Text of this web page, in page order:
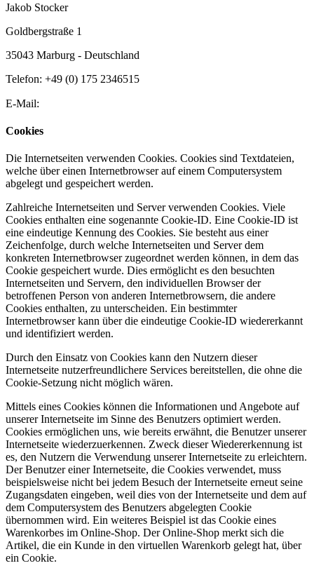
Jakob Stocker
Goldbergstraße 1
35043 Marburg - Deutschland
Telefon: +49 (0) 175 2346515
E-Mail:
Cookies
Die Internetseiten verwenden Cookies. Cookies sind Textdateien,
welche über einen Internetbrowser auf einem Computersystem
abgelegt und gespeichert werden.
Zahlreiche Internetseiten und Server verwenden Cookies. Viele
Cookies enthalten eine sogenannte Cookie-ID. Eine Cookie-ID ist
eine eindeutige Kennung des Cookies. Sie besteht aus einer
Zeichenfolge, durch welche Internetseiten und Server dem
konkreten Internetbrowser zugeordnet werden können, in dem das
Cookie gespeichert wurde. Dies ermöglicht es den besuchten
Internetseiten und Servern, den individuellen Browser der
betroffenen Person von anderen Internetbrowsern, die andere
Cookies enthalten, zu unterscheiden. Ein bestimmter
Internetbrowser kann über die eindeutige Cookie-ID wiedererkannt
und identifiziert werden.
Durch den Einsatz von Cookies kann den Nutzern dieser
Internetseite nutzerfreundlichere Services bereitstellen, die ohne die
Cookie-Setzung nicht möglich wären.
Mittels eines Cookies können die Informationen und Angebote auf
unserer Internetseite im Sinne des Benutzers optimiert werden.
Cookies ermöglichen uns, wie bereits erwähnt, die Benutzer unserer
Internetseite wiederzuerkennen. Zweck dieser Wiedererkennung ist
es, den Nutzern die Verwendung unserer Internetseite zu erleichtern.
Der Benutzer einer Internetseite, die Cookies verwendet, muss
beispielsweise nicht bei jedem Besuch der Internetseite erneut seine
Zugangsdaten eingeben, weil dies von der Internetseite und dem auf
dem Computersystem des Benutzers abgelegten Cookie
übernommen wird. Ein weiteres Beispiel ist das Cookie eines
Warenkorbes im Online-Shop. Der Online-Shop merkt sich die
Artikel, die ein Kunde in den virtuellen Warenkorb gelegt hat, über
ein Cookie.